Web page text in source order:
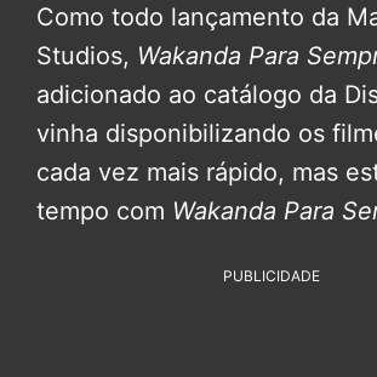
Como todo lançamento da
Studios, Wakanda Para
adicionado ao catálogo da
vinha disponibilizando os
cada vez mais rápido, mas
tempo com Wakanda Para
PUBLICIDADE